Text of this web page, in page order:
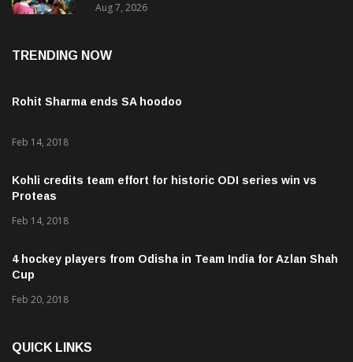
Aug 7, 2026
TRENDING NOW
Rohit Sharma ends SA hoodoo
Feb 14, 2018
Kohli credits team effort for historic ODI series win vs
Proteas
Feb 14, 2018
4 hockey players from Odisha in Team India for Azlan Shah
Cup
Feb 20, 2018
QUICK LINKS